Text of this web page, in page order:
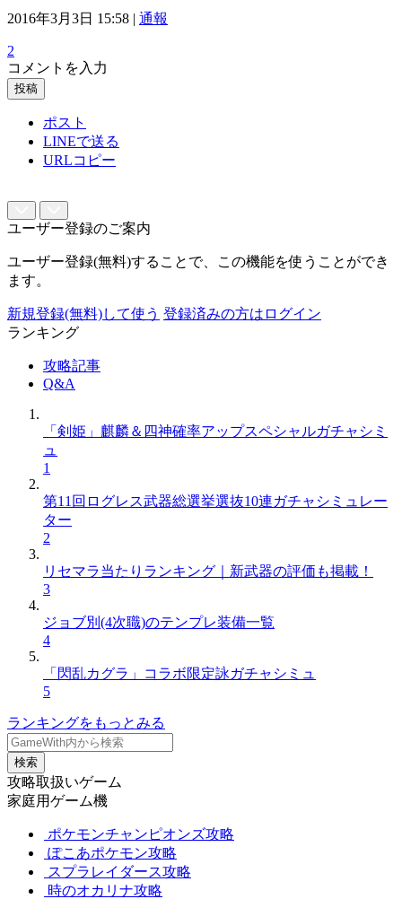
2016年3月3日 15:58 | 通報
2
コメントを入力
投稿
ポスト
LINEで送る
URLコピー
ユーザー登録のご案内
ユーザー登録(無料)することで、この機能を使うことができ
ます。
新規登録(無料)して使う 登録済みの方はログイン
ランキング
攻略記事
Q&A
「剣姫」麒麟＆四神確率アップスペシャルガチャシミ
ュ
1
第11回ログレス武器総選挙選抜10連ガチャシミュレー
ター
2
リセマラ当たりランキング｜新武器の評価も掲載！
3
ジョブ別(4次職)のテンプレ装備一覧
4
「閃乱カグラ」コラボ限定詠ガチャシミュ
5
ランキングをもっとみる
検索
攻略取扱いゲーム
家庭用ゲーム機
ポケモンチャンピオンズ攻略
ぽこあポケモン攻略
スプラレイダース攻略
時のオカリナ攻略